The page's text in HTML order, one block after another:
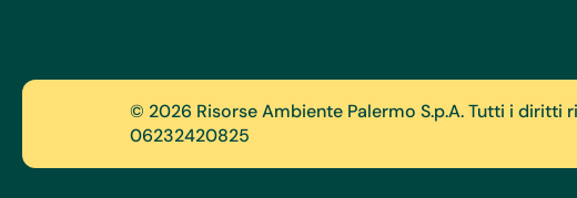
© 2026 Risorse Ambiente Palermo S.p.A. Tutti i diritti
06232420825